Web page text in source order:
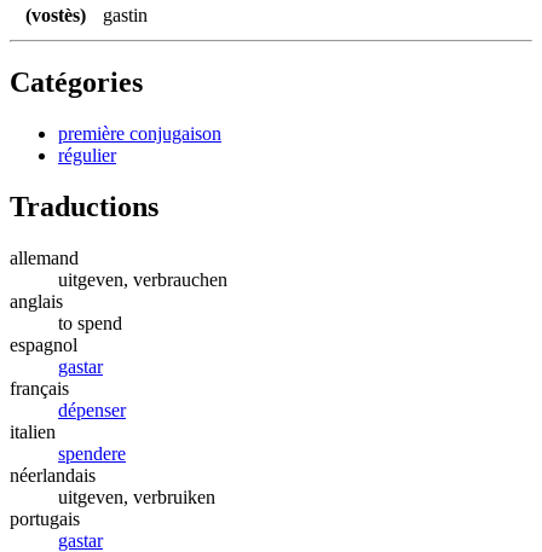
(vostès)
gastin
Catégories
première conjugaison
régulier
Traductions
allemand
uitgeven, verbrauchen
anglais
to spend
espagnol
gastar
français
dépenser
italien
spendere
néerlandais
uitgeven, verbruiken
portugais
gastar